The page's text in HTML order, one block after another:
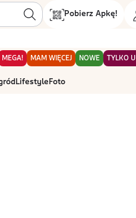
Pobierz Apkę!
MEGA! MAM WIĘCEJ NOWE TYLKO
Lifestyle Foto